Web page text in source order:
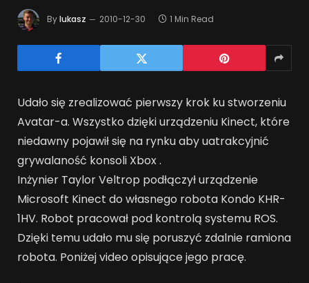
Bylukasz 2010-12-30 1 Min Read
Udało się zrealizować pierwszy krok ku stworzeniu
Avatar-a. Wszystko dzięki urządzeniu Kinect, które
niedawny pojawił się na rynku aby uatrakcyjnić
grywalaność konsoli Xbox .
Inżynier Taylor Veltrop podłączył urządzenie
Microsoft Kinect do własnego robota Kondo KHR-
1HV. Robot pracował pod kontrolą systemu ROS.
Dzięki temu udało mu się poruszyć zdalnie ramiona
robota. Poniżej video opisujące jego pracę.